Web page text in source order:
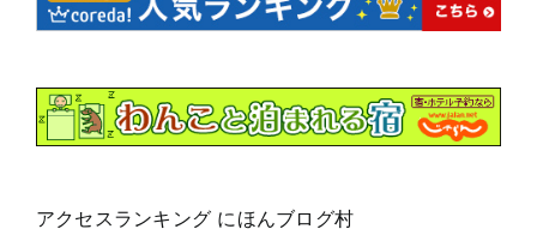
アクセスランキング にほんブログ村